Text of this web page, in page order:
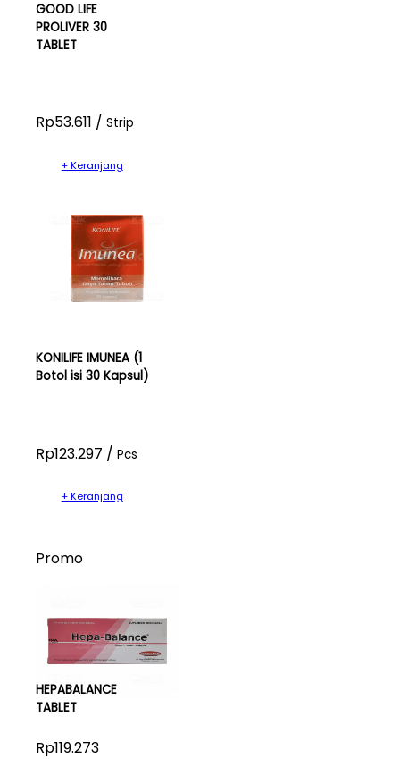
GOOD LIFE
PROLIVER 30
TABLET
Rp53.611 / Strip
+ Keranjang
KONILIFE IMUNEA (1
Botol isi 30 Kapsul)
Rp123.297 / Pcs
+ Keranjang
Promo
HEPABALANCE
TABLET
Rp119.273